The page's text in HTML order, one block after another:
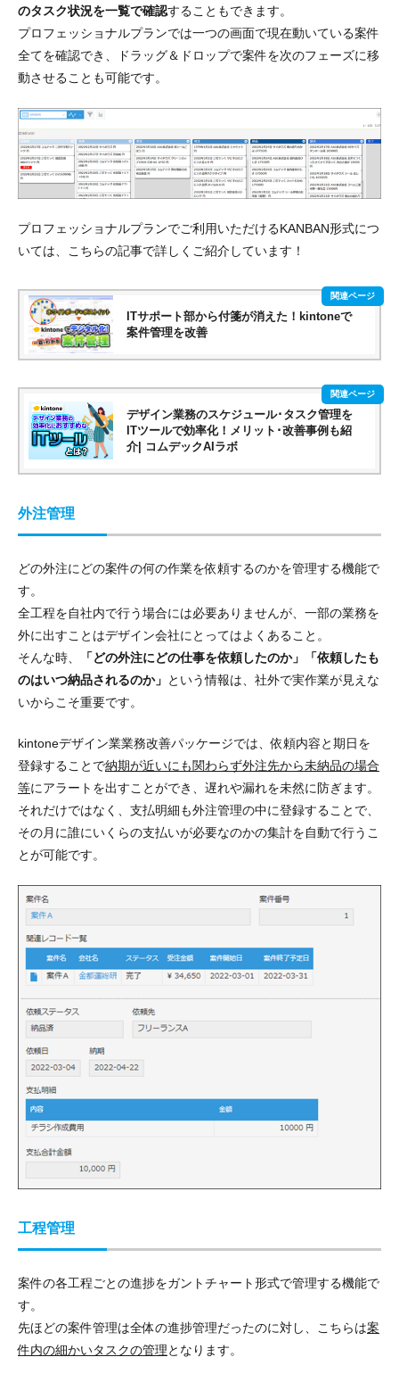
のタスク状況を一覧で確認することもできます。
プロフェッショナルプランでは一つの画面で現在動いている案件
全てを確認でき、
ドラッグ＆ドロップで案件を次のフェーズに移
動させることも可能です。
プロフェッショナルプランでご利用いただけるKANBAN形式につ
いては、こちらの記事で詳しくご紹介しています！
ITサポート部から付箋が消えた！kintoneで
案件管理を改善
デザイン業務のスケジュール･タスク管理を
ITツールで効率化！メリット･改善事例も紹
介| コムデックAIラボ
外注管理
どの外注にどの案件の何の作業を依頼するのかを管理する機能で
す。
全工程を自社内で行う場合には必要ありませんが、一部の業務を
外に出すことはデザイン会社にとってはよくあること。
そんな時、
「どの外注にどの仕事を依頼したのか」「依頼したも
のはいつ納品されるのか」 という情報は、社外で実作業が見えな
いからこそ重要です。
kintoneデザイン業業務改善パッケージでは、依頼内容と期日を
登録することで納期が近いにも関わらず外注先から未納品の場合
等にアラート を出すことができ、 遅れや漏れを未然に防ぎます。
それだけではなく、支払明細も外注管理の中に登録することで、
その月に誰にいくらの支払いが必要なのかの集計を自動で行うこ
とが可能です。
工程管理
案件の各工程ごとの進捗をガントチャート形式で管理する機能で
す。
先ほどの案件管理は全体の進捗管理だったのに対し、こちらは案
件内の細かいタスクの管理となります。